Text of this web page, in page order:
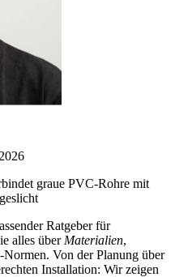
Ratgeber für
alles über Materialien,
Von der Planung über
Installation: Wir zeigen